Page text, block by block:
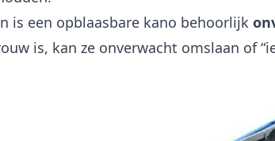
is een opblaasbare kano behoorlijk
is, kan ze onverwacht omslaan of